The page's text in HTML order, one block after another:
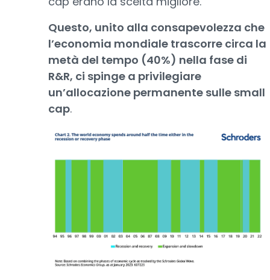
Questo, unito alla consapevolezza che
l’economia mondiale trascorre circa la
metà del tempo (40%) nella fase di
R&R, ci spinge a privilegiare
un’allocazione permanente sulle small
cap.